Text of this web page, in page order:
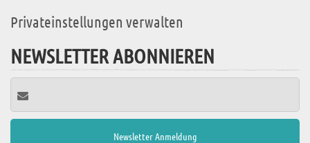
Privateinstellungen verwalten
NEWSLETTER ABONNIEREN